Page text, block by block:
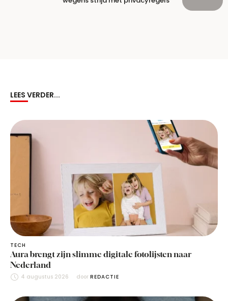
LEES VERDER...
TECH
Aura brengt zijn slimme digitale fotolijsten naar
Nederland
4 augustus 2026 door REDACTIE